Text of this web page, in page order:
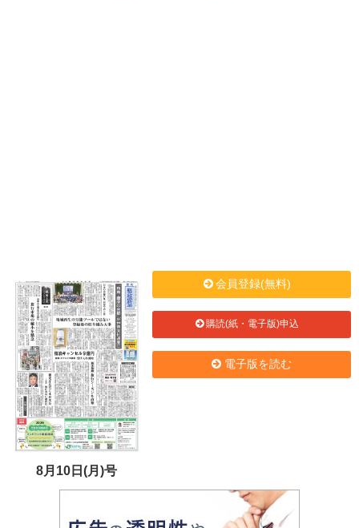
8月10日(月)号
会員登録(無料)
購読(紙・電子版)申込
電子版を読む